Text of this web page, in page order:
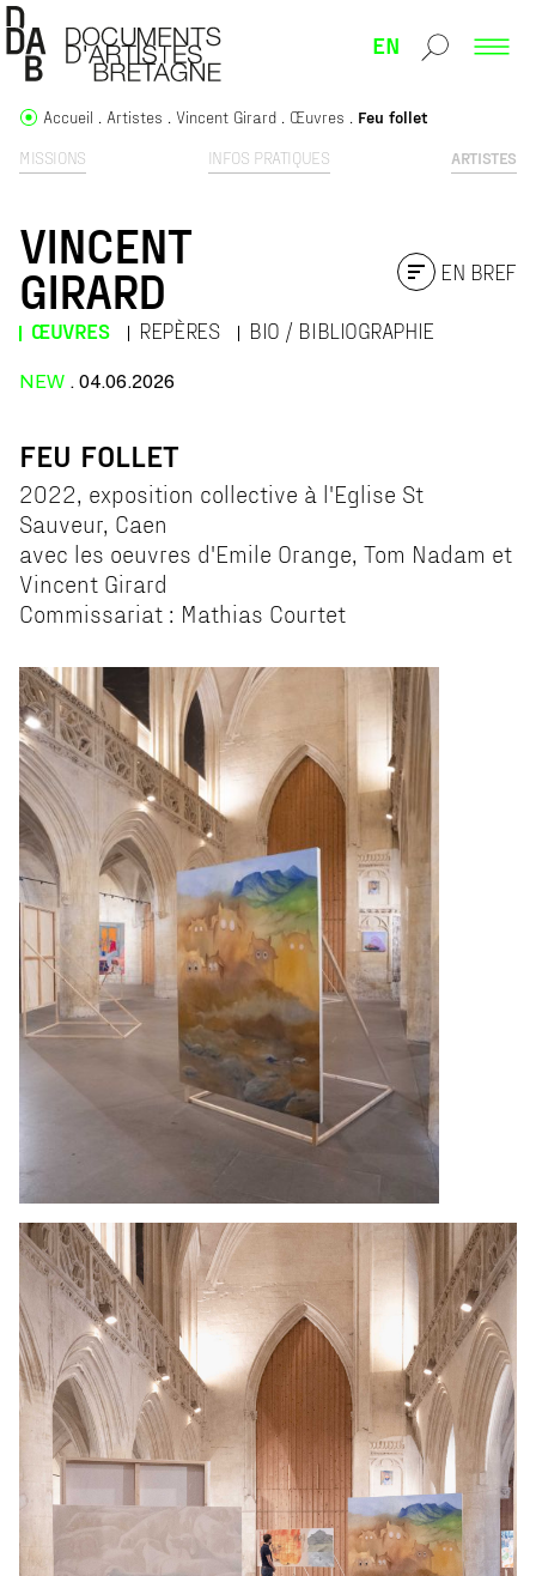
EN
MISSIONS INFOS PRATIQUES ARTISTES
Accueil Artistes Vincent Girard Œuvres Feu follet
VINCENT
GIRARD
ŒUVRES REPÈRES BIO / BIBLIOGRAPHIE
EN BREF
NEW . 04.06.2026
FEU FOLLET
2022, exposition collective à l'Eglise St
Sauveur, Caen
avec les oeuvres d'Emile Orange, Tom Nadam et
Vincent Girard
Commissariat : Mathias Courtet